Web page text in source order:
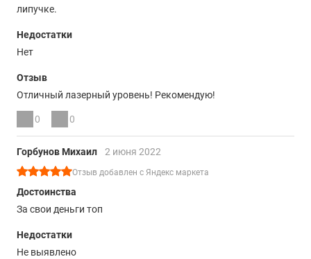
липучке.
Недостатки
Нет
Отзыв
Отличный лазерный уровень! Рекомендую!
0 0
Горбунов Михаил 2 июня 2022
Отзыв добавлен с Яндекс маркета
Достоинства
За свои деньги топ
Недостатки
Не выявлено